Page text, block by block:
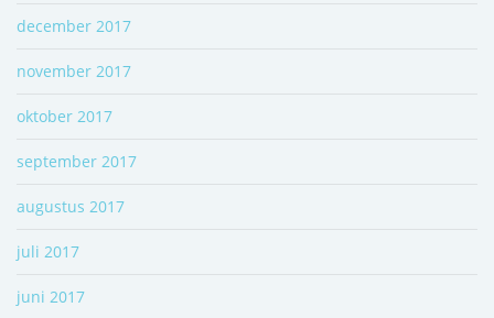
december 2017
november 2017
oktober 2017
september 2017
augustus 2017
juli 2017
juni 2017